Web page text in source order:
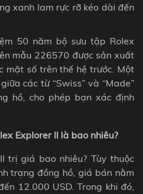
xanh lam rực rỡ kéo dài đến
50 năm bộ sưu tập Rolex
mẫu 226570 được sản xuất
mặt số trên thế hệ trước. Một
các từ “Swiss” và “Made”
hồ, cho phép bạn xác định
Explorer II là bao nhiêu?
trị giá bao nhiêu? Tùy thuộc
trạng đồng hồ, giá bán nằm
12.000 USD. Trong khi đó,